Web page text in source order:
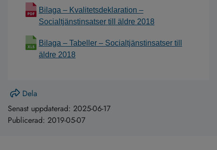
Bilaga – Kvalitetsdeklaration –
Socialtjänstinsatser till äldre 2018
Bilaga – Tabeller – Socialtjänstinsatser till
äldre 2018
Dela
Senast uppdaterad: 2025-06-17
Publicerad: 2019-05-07